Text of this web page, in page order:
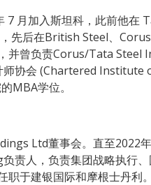
月加入斯坦科，此前他在
先后在British Steel、
并曾负责Corus/Tata Steel
师协会 (Chartered
MBA学位。
Ltd董事会。直至2022
责人，负责集团战略执行
于建银国际和摩根士丹利。